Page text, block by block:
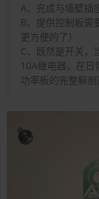
A、完成与墙壁插
B、提供控制板需
更方便的了）
C、既然是开关，
10A继电器，在日
功率板的完整解剖